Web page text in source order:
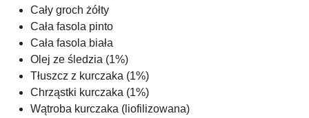
Cały groch żółty
Cała fasola pinto
Cała fasola biała
Olej ze śledzia (1%)
Tłuszcz z kurczaka (1%)
Chrząstki kurczaka (1%)
Wątroba kurczaka (liofilizowana)